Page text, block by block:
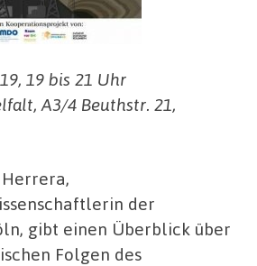
19 bis 21 Uhr
A3/4 Beuthstr. 21,
der
gibt einen Überblick über
Folgen des